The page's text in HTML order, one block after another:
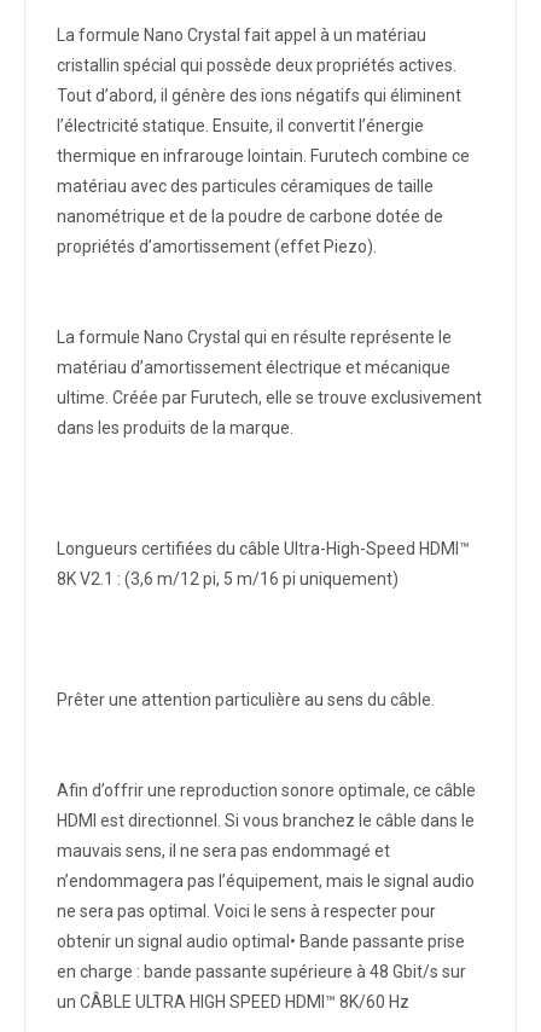
La formule Nano Crystal fait appel à un matériau
cristallin spécial qui possède deux propriétés actives.
Tout d’abord, il génère des ions négatifs qui éliminent
l’électricité statique. Ensuite, il convertit l’énergie
thermique en infrarouge lointain. Furutech combine ce
matériau avec des particules céramiques de taille
nanométrique et de la poudre de carbone dotée de
propriétés d’amortissement (effet Piezo).
La formule Nano Crystal qui en résulte représente le
matériau d’amortissement électrique et mécanique
ultime. Créée par Furutech, elle se trouve exclusivement
dans les produits de la marque.
Longueurs certifiées du câble Ultra-High-Speed HDMI™
8K V2.1 : (3,6 m/12 pi, 5 m/16 pi uniquement)
Prêter une attention particulière au sens du câble.
Afin d’offrir une reproduction sonore optimale, ce câble
HDMI est directionnel. Si vous branchez le câble dans le
mauvais sens, il ne sera pas endommagé et
n’endommagera pas l’équipement, mais le signal audio
ne sera pas optimal. Voici le sens à respecter pour
obtenir un signal audio optimal• Bande passante prise
en charge : bande passante supérieure à 48 Gbit/s sur
un CÂBLE ULTRA HIGH SPEED HDMI™ 8K/60 Hz